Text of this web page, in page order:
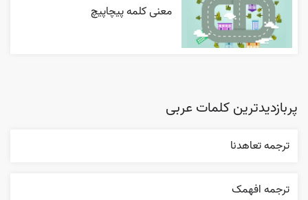
معنی کلمه پیچاپیچ
پربازدیدترین کلمات عربی
ترجمه تعاهدنا
ترجمه افهمک